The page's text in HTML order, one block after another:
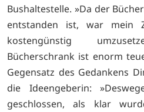
Bushaltestelle. »Da der
entstanden ist, war mein
kostengünstig
Bücherschrank ist enorm
Gegensatz des Gedankens
die Ideengeberin:
geschlossen, als klar